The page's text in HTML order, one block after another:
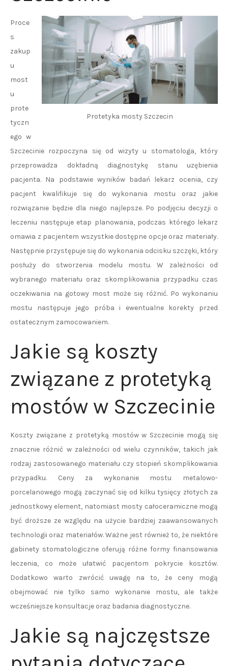
Protetyka mosty Szczecin
Proce
s
zakup
u
most
u
prote
tyczn
ego w
Szczecinie rozpoczyna się od wizyty u stomatologa, który
przeprowadza dokładną diagnostykę stanu uzębienia
pacjenta. Na podstawie wyników badań lekarz ocenia, czy
pacjent kwalifikuje się do wykonania mostu oraz jakie
rozwiązanie będzie dla niego najlepsze. Po podjęciu decyzji o
leczeniu następuje etap planowania, podczas którego lekarz
omawia z pacjentem wszystkie dostępne opcje oraz materiały.
Następnie przystępuje się do wykonania odcisku szczęki, który
posłuży do stworzenia modelu mostu. W zależności od
wybranego materiału oraz skomplikowania przypadku czas
oczekiwania na gotowy most może się różnić. Po wykonaniu
mostu następuje jego próba i ewentualne korekty przed
ostatecznym zamocowaniem.
Jakie są koszty
związane z protetyką
mostów w Szczecinie
Koszty związane z protetyką mostów w Szczecinie mogą się
znacznie różnić w zależności od wielu czynników, takich jak
rodzaj zastosowanego materiału czy stopień skomplikowania
przypadku. Ceny za wykonanie mostu metalowo-
porcelanowego mogą zaczynać się od kilku tysięcy złotych za
jednostkowy element, natomiast mosty całoceramiczne mogą
być droższe ze względu na użycie bardziej zaawansowanych
technologii oraz materiałów. Ważne jest również to, że niektóre
gabinety stomatologiczne oferują różne formy finansowania
leczenia, co może ułatwić pacjentom pokrycie kosztów.
Dodatkowo warto zwrócić uwagę na to, że ceny mogą
obejmować nie tylko samo wykonanie mostu, ale także
wcześniejsze konsultacje oraz badania diagnostyczne.
Jakie są najczęstsze